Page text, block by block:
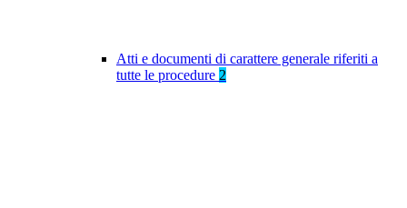
Atti e documenti di carattere generale riferiti a
tutte le procedure 2